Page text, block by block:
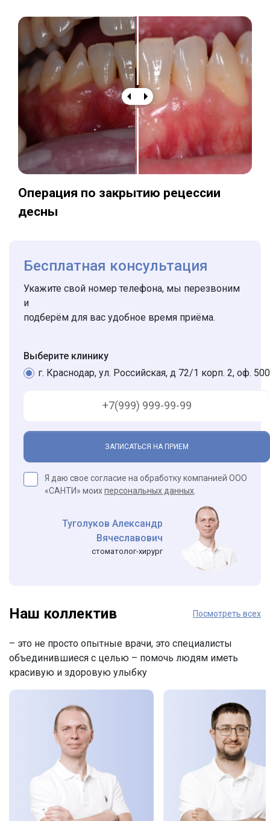
Операция по закрытию рецессии
десны
Бесплатная консультация
Укажите свой номер телефона, мы перезвоним
и
подберём для вас удобное время приёма.
Выберите клинику
г. Краснодар, ул. Российская, д 72/1 корп. 2, оф. 500
ЗАПИСАТЬСЯ НА ПРИЕМ
Я даю свое согласие на обработку компанией ООО
«САНТИ» моихперсональных данных
Туголуков Александр
Вячеславович
стоматолог-хирург
Наш коллектив Посмотреть всех
– это не просто опытные врачи, это специалисты
объединившиеся с целью – помочь людям иметь
красивую и здоровую улыбку